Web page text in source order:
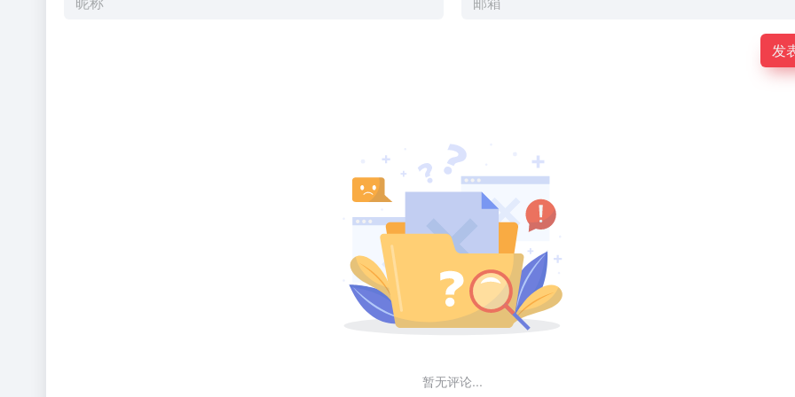
发
暂无评论...